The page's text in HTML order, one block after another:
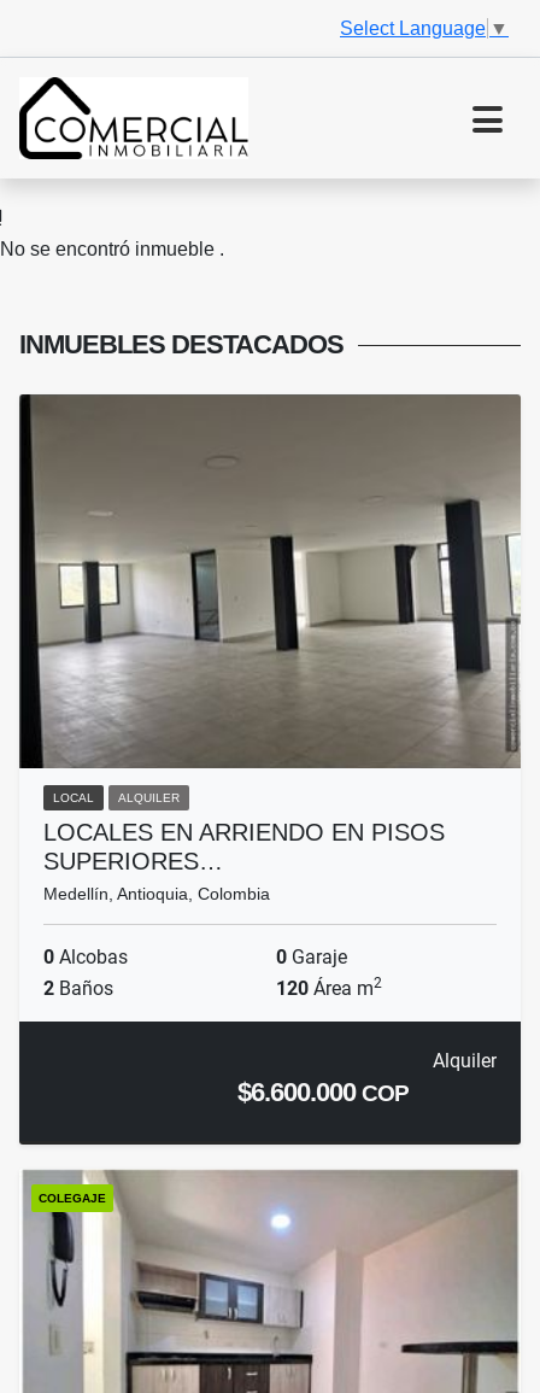
Select Language ▼
No se encontró inmueble .
INMUEBLES DESTACADOS
LOCAL ALQUILER
LOCALES EN ARRIENDO EN PISOS
SUPERIORES…
Medellín, Antioquia, Colombia
0 Alcobas 0 Garaje
2 Baños 120 Área m2
Alquiler
$6.600.000COP
COLEGAJE